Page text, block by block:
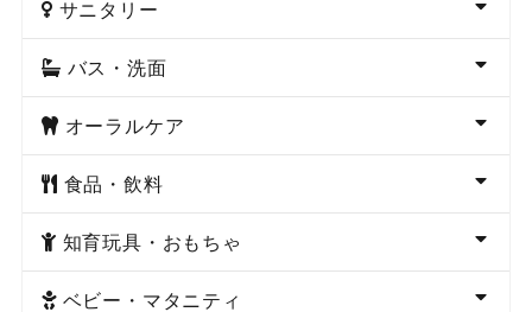
サニタリー
バス・洗面
オーラルケア
食品・飲料
知育玩具・おもちゃ
ベビー・マタニティ